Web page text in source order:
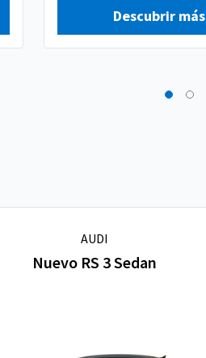
Descubrir más
AUDI
Nuevo RS 3 Sedan